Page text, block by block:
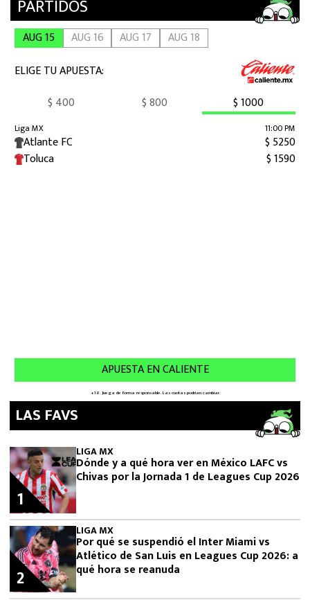
LAS FAVS
LIGA MX
Dónde y a qué hora ver en México LAFC vs
Chivas por la Jornada 1 de Leagues Cup 2026
1
LIGA MX
Por qué se suspendió el Inter Miami vs
Atlético de San Luis en Leagues Cup 2026: a
qué hora se reanuda
2